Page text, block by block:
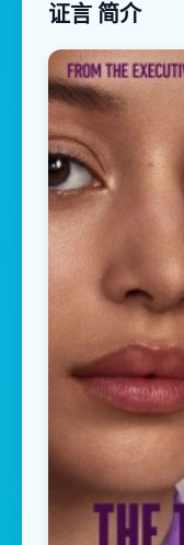
证言 简介